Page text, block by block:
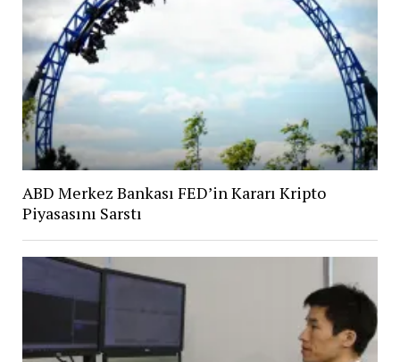
ABD Merkez Bankası FED’in Kararı Kripto
Piyasasını Sarstı